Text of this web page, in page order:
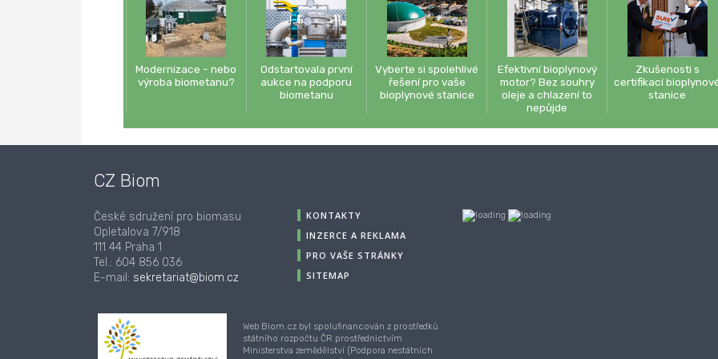
Modernizace - nebo
výroba biometanu?
Odstartovala první
aukce na podporu
biometanu
Vyberte si spolehlivé
řešení pro vaše
bioplynové stanice
Efektivní bioplynový
motor? Bez souhry
oleje a chlazení to
nepůjde
Zkušenosti s
certifikací
stanice
CZ Biom
České sdružení pro biomasu
Opletalova 7/918
111 44 Praha 1
Tel.: 604 856 036
E-mail: sekretariat@biom.cz
KONTAKTY
INZERCE A REKLAMA
PRO VAŠE STRÁNKY
SITEMAP
Web Biom.cz byl spolufinancován z prostředků
státního rozpočtu ČR prostřednictvím
Ministerstva zemědělství (Podpora nestátních